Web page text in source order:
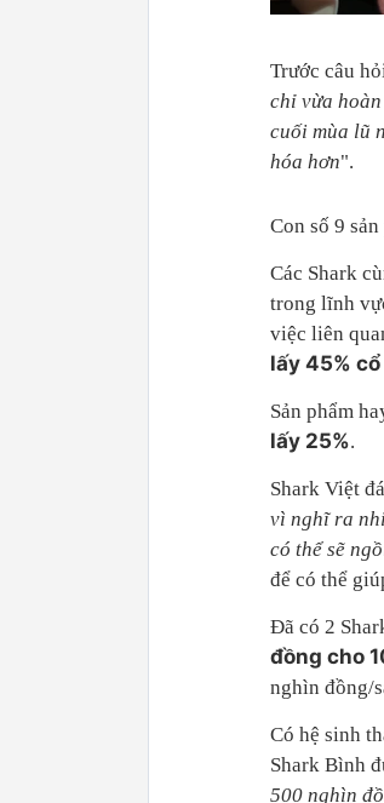
Trước câu
chỉ vừa
cuối mùa lũ
hóa hơn".
Con số 9
Các Shark
trong lĩnh
việc liên
lấy 45%
Sản phẩm
lấy 25%.
Shark Việt
vì nghĩ ra
có thể sẽ
để có thể
Đã có 2
đồng cho
nghìn đồng/
Có hệ sinh
Shark Bình
500 nghìn